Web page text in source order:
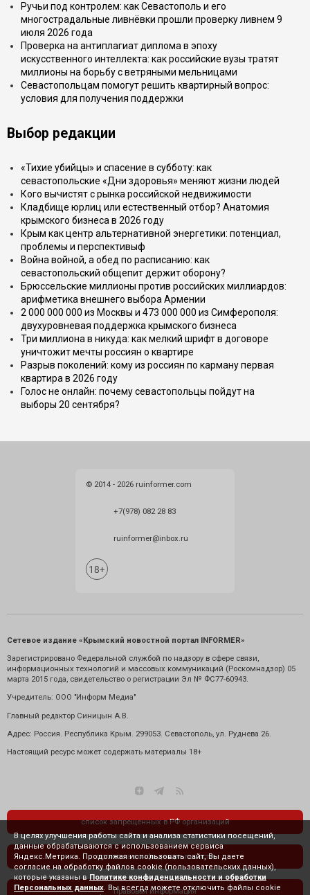
Ручьи под контролем: как Севастополь и его
многострадальные ливнёвки прошли проверку ливнем 9
июля 2026 года
Проверка на антиплагиат диплома в эпоху
искусственного интеллекта: как российские вузы тратят
миллионы на борьбу с ветряными мельницами
Севастопольцам помогут решить квартирный вопрос:
условия для получения поддержки
Выбор редакции
«Тихие убийцы» и спасение в субботу: как
севастопольские «Дни здоровья» меняют жизни людей
Кого вычистят с рынка российской недвижимости
Кладбище юрлиц или естественный отбор? Анатомия
крымского бизнеса в 2026 году
Крым как центр альтернативной энергетики: потенциал,
проблемы и перспективыф
Война войной, а обед по расписанию: как
севастопольский общепит держит оборону?
Брюссельские миллионы против российских миллиардов:
арифметика внешнего выбора Армении
2 000 000 000 из Москвы и 473 000 000 из Симферополя:
двухуровневая поддержка крымского бизнеса
Три миллиона в никуда: как мелкий шрифт в договоре
уничтожит мечты россиян о квартире
Разрыв поколений: кому из россиян по карману первая
квартира в 2026 году
Голос не онлайн: почему севастопольцы пойдут на
выборы 20 сентября?
© 2014 - 2026 ruinformer.com
+7(978) 082 28 83
ruinformer@inbox.ru
Сетевое издание «Крымский новостной портал INFORMER»
Зарегистрировано Федеральной службой по надзору в сфере связи,
информационных технологий и массовых коммуникаций (Роскомнадзор) 05
марта 2015 года, свидетельство о регистрации Эл № ФС77-60943.
Учредитель: ООО "Информ Медиа"
Главный редактор Синицын А.В.
Адрес: Россия. Республика Крым. 299053. Севастополь, ул. Руднева 26.
Настоящий ресурс может содержать материалы 18+
список запрещенных в РФ организаций
политика конфиденциальности
правовая информация
В целях улучшения работы сайта и анализа статистики посещений,
данные обрабатываются с использованием сервиса
Яндекс.Метрика. Продолжая использовать сайт, Вы даете
согласие на обработку файлов cookie (пользовательских данных),
которые указаны в Политике конфиденциальности и обработки
Персональных данных . Вы всегда можете отключить файлы cookie